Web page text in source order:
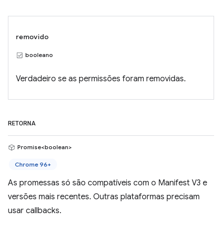
removido
booleano
Verdadeiro se as permissões foram removidas.
RETORNA
Promise<boolean>
Chrome 96+
As promessas só são compatíveis com o Manifest V3 e
versões mais recentes. Outras plataformas precisam
usar callbacks.